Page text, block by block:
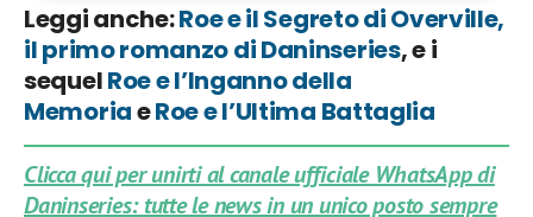
Leggi anche:Roe e il Segreto di Overville,
il primo romanzo di Daninseries, e i
sequelRoe e l’Inganno della
MemoriaeRoe e l’Ultima Battaglia
Clicca qui per unirti al canale ufficiale WhatsApp di
Daninseries: tutte le news in un unico posto sempre